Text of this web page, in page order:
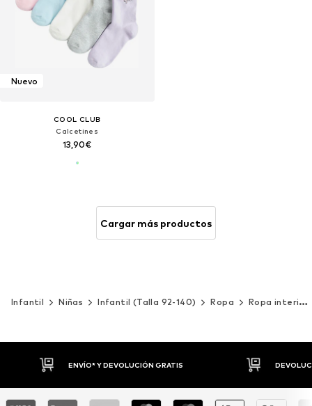
Nuevo
COOL CLUB
Calcetines
13,90€
Cargar más productos
Infantil Niñas Infantil (Talla 92-140) Ropa Ropa interior
DEVOLUCIONES HASTA 30 DÍAS